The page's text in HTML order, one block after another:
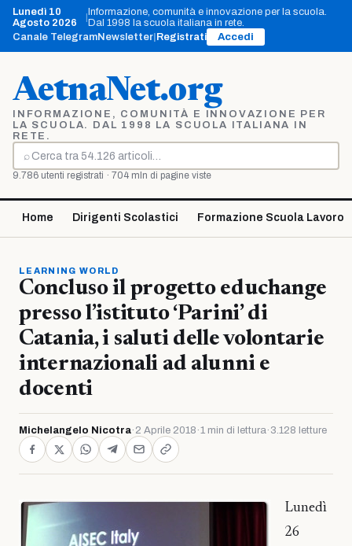
Vai
contenuto
Lunedì 10
Agosto 2026
Informazione, comunità e innovazione per la scuola.
Dal 1998 la scuola italiana in rete.
Canale TelegramNewsletter Registrati Accedi
AetnaNet.org
INFORMAZIONE, COMUNITÀ E INNOVAZIONE PER
LA SCUOLA. DAL 1998 LA SCUOLA ITALIANA IN
RETE.
⌕
Cerca
9.786 utenti registrati · 704 mln di pagine viste
Home Dirigenti Scolastici Formazione Scuola Lavoro
LEARNING WORLD
Concluso il progetto educhange
presso l’istituto ‘Parini’ di
Catania, i saluti delle volontarie
internazionali ad alunni e
docenti
Michelangelo Nicotra· 2 Aprile 2018 ·1 min di lettura· 3.128 letture
Lunedì
26